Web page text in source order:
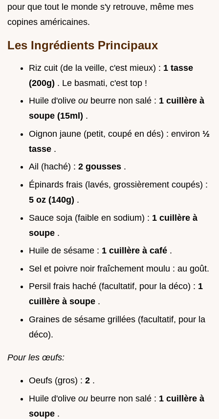
pour que tout le monde s'y retrouve, même mes
copines américaines.
Les Ingrédients Principaux
Riz cuit (de la veille, c'est mieux) : 1 tasse
(200g) . Le basmati, c'est top !
Huile d'olive ou beurre non salé : 1 cuillère à
soupe (15ml) .
Oignon jaune (petit, coupé en dés) : environ ½
tasse .
Ail (haché) : 2 gousses .
Épinards frais (lavés, grossièrement coupés) :
5 oz (140g) .
Sauce soja (faible en sodium) : 1 cuillère à
soupe .
Huile de sésame : 1 cuillère à café .
Sel et poivre noir fraîchement moulu : au goût.
Persil frais haché (facultatif, pour la déco) : 1
cuillère à soupe .
Graines de sésame grillées (facultatif, pour la
déco).
Pour les œufs:
Oeufs (gros) : 2 .
Huile d'olive ou beurre non salé : 1 cuillère à
soupe .